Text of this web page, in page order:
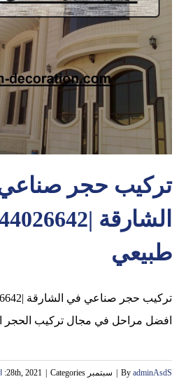
تركيب حجر
طبيعي
افضل مراحل في مجال تركيب الحجر
By adminAsdS سبتمبر 28th, 2021 Categories: